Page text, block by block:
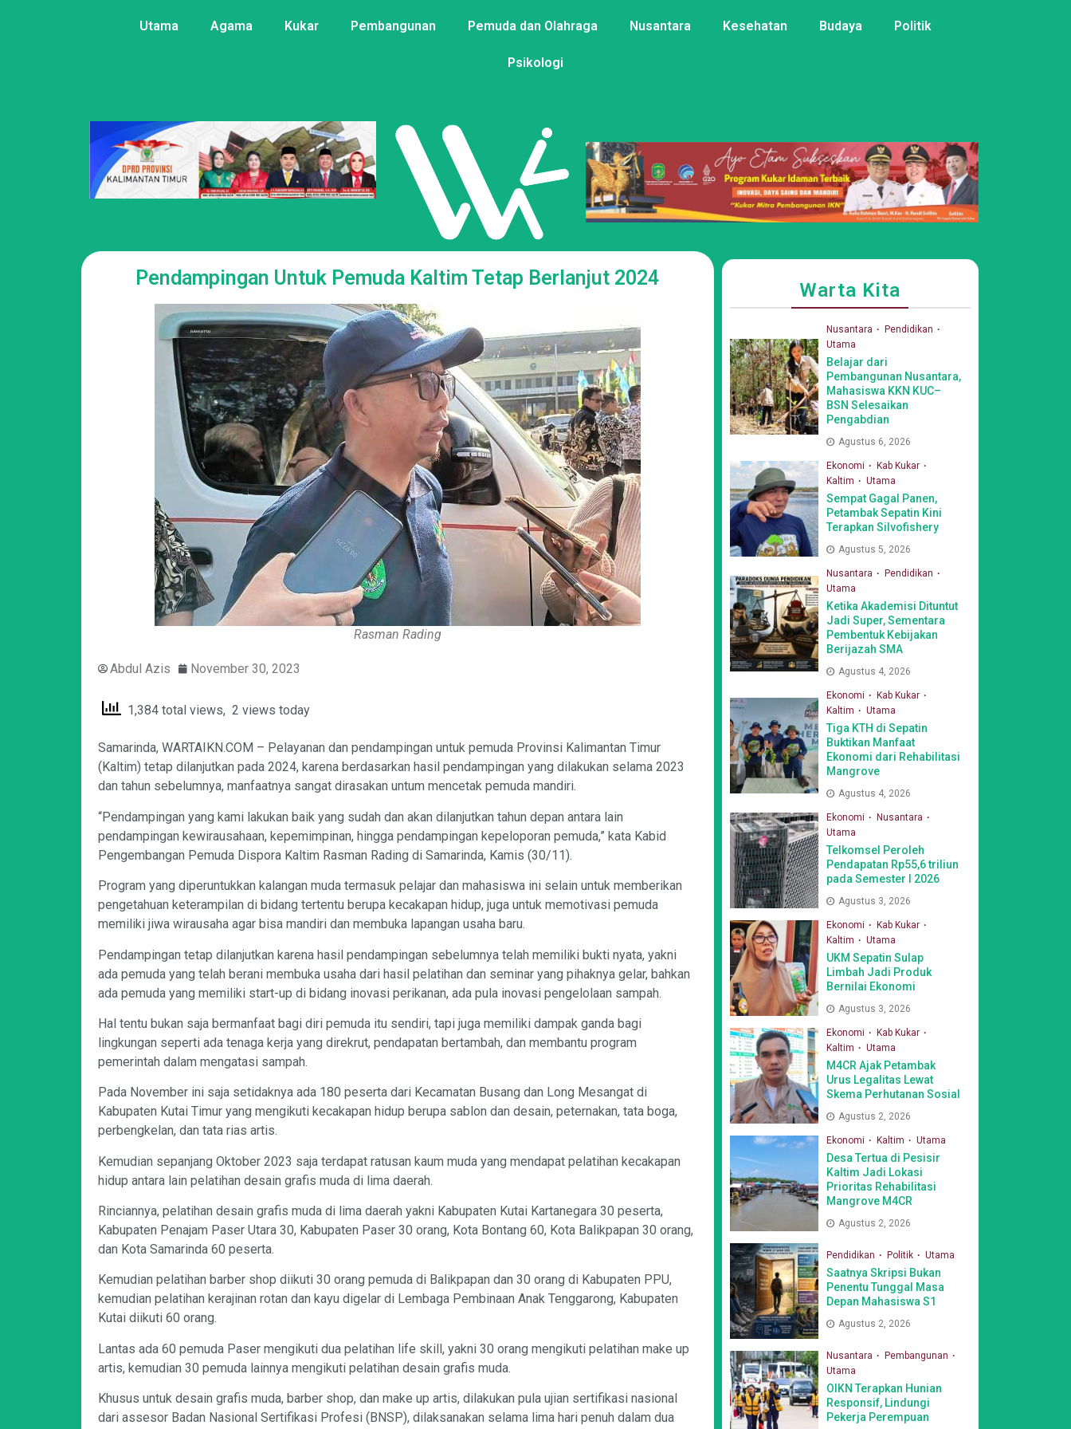
Utama Agama Kukar Pembangunan Pemuda dan Olahraga Nusantara Kesehatan Budaya Politik
Psikologi
Pendampingan Untuk Pemuda Kaltim Tetap Berlanjut 2024
Rasman Rading
Abdul Azis November 30, 2023
1,384 total views, 2 views today
Samarinda, WARTAIKN.COM – Pelayanan dan pendampingan untuk pemuda Provinsi Kalimantan Timur
(Kaltim) tetap dilanjutkan pada 2024, karena berdasarkan hasil pendampingan yang dilakukan selama 2023
dan tahun sebelumnya, manfaatnya sangat dirasakan untum mencetak pemuda mandiri.
“Pendampingan yang kami lakukan baik yang sudah dan akan dilanjutkan tahun depan antara lain
pendampingan kewirausahaan, kepemimpinan, hingga pendampingan kepeloporan pemuda,” kata Kabid
Pengembangan Pemuda Dispora Kaltim Rasman Rading di Samarinda, Kamis (30/11).
Program yang diperuntukkan kalangan muda termasuk pelajar dan mahasiswa ini selain untuk memberikan
pengetahuan keterampilan di bidang tertentu berupa kecakapan hidup, juga untuk memotivasi pemuda
memiliki jiwa wirausaha agar bisa mandiri dan membuka lapangan usaha baru.
Pendampingan tetap dilanjutkan karena hasil pendampingan sebelumnya telah memiliki bukti nyata, yakni
ada pemuda yang telah berani membuka usaha dari hasil pelatihan dan seminar yang pihaknya gelar, bahkan
ada pemuda yang memiliki start-up di bidang inovasi perikanan, ada pula inovasi pengelolaan sampah.
Hal tentu bukan saja bermanfaat bagi diri pemuda itu sendiri, tapi juga memiliki dampak ganda bagi
lingkungan seperti ada tenaga kerja yang direkrut, pendapatan bertambah, dan membantu program
pemerintah dalam mengatasi sampah.
Pada November ini saja setidaknya ada 180 peserta dari Kecamatan Busang dan Long Mesangat di
Kabupaten Kutai Timur yang mengikuti kecakapan hidup berupa sablon dan desain, peternakan, tata boga,
perbengkelan, dan tata rias artis.
Kemudian sepanjang Oktober 2023 saja terdapat ratusan kaum muda yang mendapat pelatihan kecakapan
hidup antara lain pelatihan desain grafis muda di lima daerah.
Rinciannya, pelatihan desain grafis muda di lima daerah yakni Kabupaten Kutai Kartanegara 30 peserta,
Kabupaten Penajam Paser Utara 30, Kabupaten Paser 30 orang, Kota Bontang 60, Kota Balikpapan 30 orang,
dan Kota Samarinda 60 peserta.
Kemudian pelatihan barber shop diikuti 30 orang pemuda di Balikpapan dan 30 orang di Kabupaten PPU,
kemudian pelatihan kerajinan rotan dan kayu digelar di Lembaga Pembinaan Anak Tenggarong, Kabupaten
Kutai diikuti 60 orang.
Lantas ada 60 pemuda Paser mengikuti dua pelatihan life skill, yakni 30 orang mengikuti pelatihan make up
artis, kemudian 30 pemuda lainnya mengikuti pelatihan desain grafis muda.
Khusus untuk desain grafis muda, barber shop, dan make up artis, dilakukan pula ujian sertifikasi nasional
dari assesor Badan Nasional Sertifikasi Profesi (BNSP), dilaksanakan selama lima hari penuh dalam dua
Warta Kita
Nusantara
Pendidikan
Utama
Belajar dari
Pembangunan Nusantara,
Mahasiswa KKN KUC–
BSN Selesaikan
Pengabdian
Agustus 6, 2026
Ekonomi
Kab Kukar
Kaltim
Utama
Sempat Gagal Panen,
Petambak Sepatin Kini
Terapkan Silvofishery
Agustus 5, 2026
Nusantara
Pendidikan
Utama
Ketika Akademisi Dituntut
Jadi Super, Sementara
Pembentuk Kebijakan
Berijazah SMA
Agustus 4, 2026
Ekonomi
Kab Kukar
Kaltim
Utama
Tiga KTH di Sepatin
Buktikan Manfaat
Ekonomi dari Rehabilitasi
Mangrove
Agustus 4, 2026
Ekonomi
Nusantara
Utama
Telkomsel Peroleh
Pendapatan Rp55,6 triliun
pada Semester I 2026
Agustus 3, 2026
Ekonomi
Kab Kukar
Kaltim
Utama
UKM Sepatin Sulap
Limbah Jadi Produk
Bernilai Ekonomi
Agustus 3, 2026
Ekonomi
Kab Kukar
Kaltim
Utama
M4CR Ajak Petambak
Urus Legalitas Lewat
Skema Perhutanan Sosial
Agustus 2, 2026
Ekonomi Kaltim Utama
Desa Tertua di Pesisir
Kaltim Jadi Lokasi
Prioritas Rehabilitasi
Mangrove M4CR
Agustus 2, 2026
Pendidikan Politik Utama
Saatnya Skripsi Bukan
Penentu Tunggal Masa
Depan Mahasiswa S1
Agustus 2, 2026
Nusantara
Pembangunan
Utama
OIKN Terapkan Hunian
Responsif, Lindungi
Pekerja Perempuan